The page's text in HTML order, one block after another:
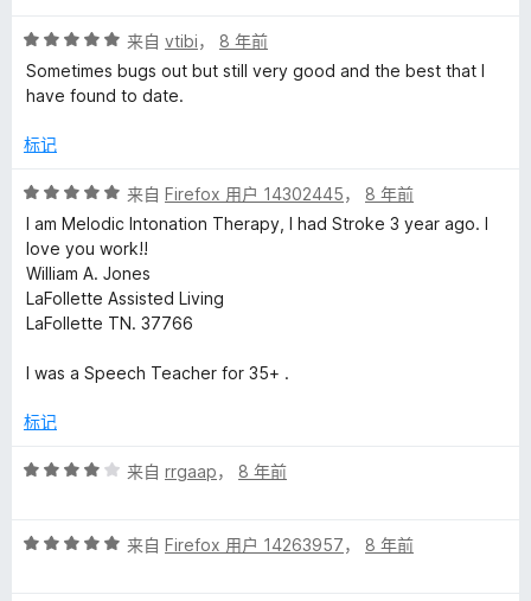
/
5
评
分
5
5
来自 vtibi， 8 年前
Sometimes bugs out but still very good and the best that I
have found to date.
标记
评
分
5
/
5
来自 Firefox 用户 14302445， 8 年前
I am Melodic Intonation Therapy, I had Stroke 3 year ago. I
love you work!!
William A. Jones
LaFollette Assisted Living
LaFollette TN. 37766
I was a Speech Teacher for 35+ .
标记
评
/
来自 rrgaap， 8 年前
评
来自 Firefox 用户 14263957， 8 年前